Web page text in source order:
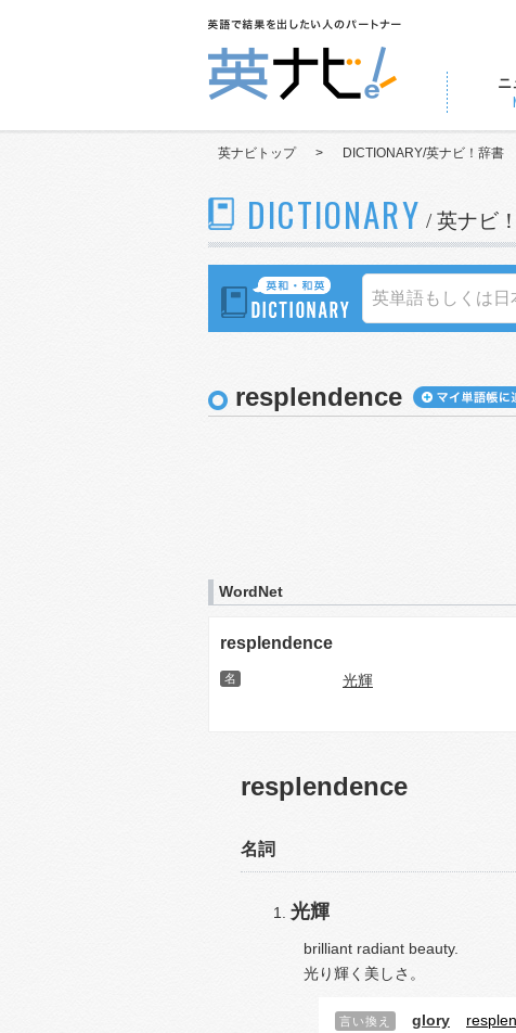
ニ
英ナビトップ > DICTIONARY/英ナビ！辞書
DICTIONARY / 英ナビ
resplendence
WordNet
resplendence
名 光輝
resplendence
名詞
光輝
brilliant radiant beauty.
光り輝く美しさ。
言い換え glory